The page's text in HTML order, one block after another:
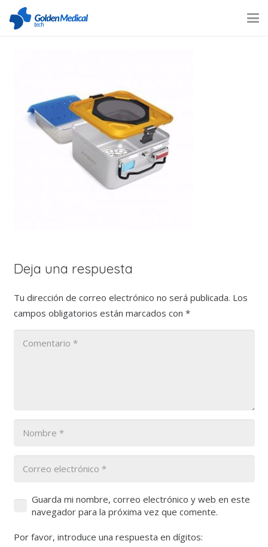
Deja una respuesta
Tu dirección de correo electrónico no será publicada. Los
campos obligatorios están marcados con *
Guarda mi nombre, correo electrónico y web en este
navegador para la próxima vez que comente.
Por favor, introduce una respuesta en dígitos: